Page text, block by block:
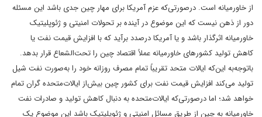
از خاورمیانه است. درصورتی‌که عزم آمریکا برای مهار چین جدی باشد این مسئله
دور از ذهن نیست که این موضوع در آینده بر تحولات امنیتی و ژئوپلیتیک
خاورمیانه اثرگذار باشد و یا آمریکا درصدد برآید که با افزایش قیمت نفت یا
کاهش تولید کشورهای خاورمیانه عملاً اقتصاد چین را تحت‌الشعاع قرار بدهد.
باتوجه‌به این‌که ایالات متحد تقریباً تمام مصرف روزانه خود را به‌صورت نفت شیل
تولید می‌کند افزایش قیمت نفت برای کشور چین بیش‌از ایالات‌متحده گران تمام
خواهد شد؛ اما درصورتی‌که ایالات‌متحده به دنبال کاهش تولید و صادرات نفت
خاورمیانه به چین از طریق مسائل امنیتی و ژئوپلیتیک باشد این موضوع یک